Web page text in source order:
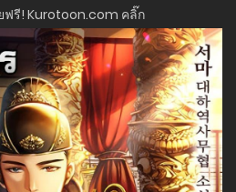
ฟรี! Kurotoon.com คลิ๊ก